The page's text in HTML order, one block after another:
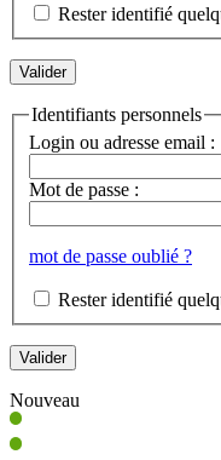
Rester identifié
Identifiants personnels
Login ou adresse email :
Mot de passe :
mot de passe oublié ?
Rester identifié
Nouveau